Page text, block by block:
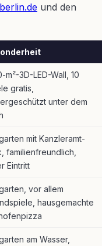
berlin.de und den
m²-3D-LED-Wall, 10
gratis,
unter dem
mit Kanzleramt-
familienfreundlich,
Eintritt
vor allem
hausgemachte
am Wasser,